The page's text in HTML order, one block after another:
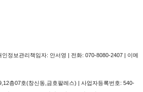
정보관리책임자: 안서영 | 전화: 070-8080-2407 | 이메
층07호(창신동,금호팔레스) | 사업자등록번호: 540-